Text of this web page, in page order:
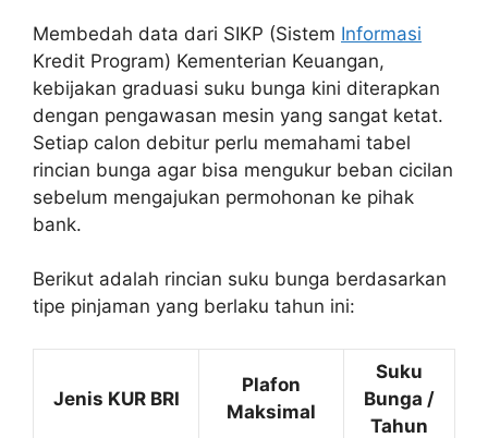
Membedah data dari SIKP (Sistem Informasi
Kredit Program) Kementerian Keuangan,
kebijakan graduasi suku bunga kini diterapkan
dengan pengawasan mesin yang sangat ketat.
Setiap calon debitur perlu memahami tabel
rincian bunga agar bisa mengukur beban cicilan
sebelum mengajukan permohonan ke pihak
bank.
Berikut adalah rincian suku bunga berdasarkan
tipe pinjaman yang berlaku tahun ini:
Jenis KUR BRI
Plafon
Maksimal
Suku
Bunga /
Tahun